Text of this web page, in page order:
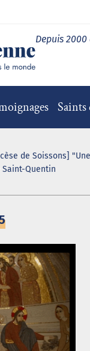
Depuis 2000
de Soissons]
Quentin